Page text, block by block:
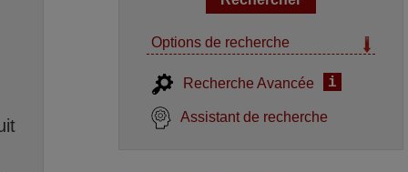
Options de recherche
Recherche Avancée i
Assistant de recherche